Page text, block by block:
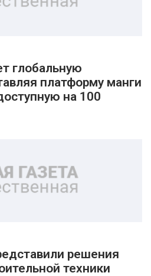
глобальную
платформу манги
на 100
решения
техники